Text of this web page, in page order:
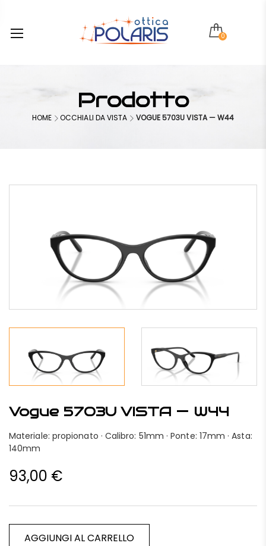
0
Prodotto
HOME OCCHIALI DA VISTA VOGUE 5703U VISTA — W44
Vogue 5703U VISTA — W44
Materiale: propionato · Calibro: 51mm · Ponte: 17mm · Asta:
140mm
93,00 €
AGGIUNGI AL CARRELLO